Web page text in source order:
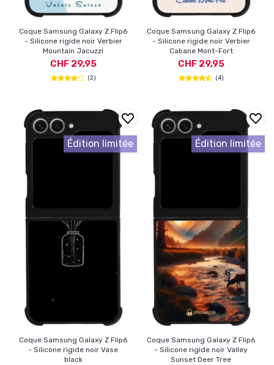
Coque Samsung Galaxy Z Flip6
- Silicone rigide noir Verbier
Mountain Jacuzzi
CHF 29,95
(2)
Coque Samsung Galaxy Z Flip6
- Silicone rigide noir Verbier
Cabane Mont-Fort
CHF 29,95
(4)
Coque Samsung Galaxy Z Flip6
- Silicone rigide noir Vase
black
Édition limitée
Coque Samsung Galaxy Z Flip6
- Silicone rigide noir Valley
Sunset Deer Tree
Édition limitée